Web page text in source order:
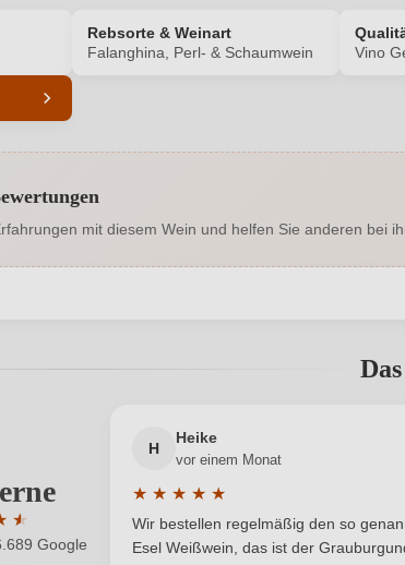
Rebsorte & Weinart
Falanghina, Perl- & Schaumwein
Vino
mit diesem Wein und helfen Sie anderen bei
★
★
Bewertung von 4.7 von 5 Sternen
Google
H
Heike
vor einem Monat
★ ★ ★ ★ ★
Durchschnittliche Bewertung von
Wir bestellen regelmäßig den so
Esel Weißwein, das ist der